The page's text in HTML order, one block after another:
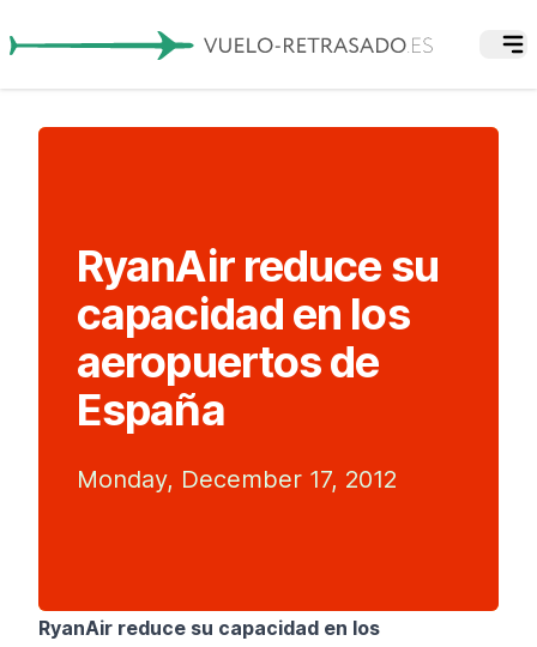
RyanAir reduce su
capacidad en los
aeropuertos de
España
Monday, December 17, 2012
RyanAir reduce su capacidad en los